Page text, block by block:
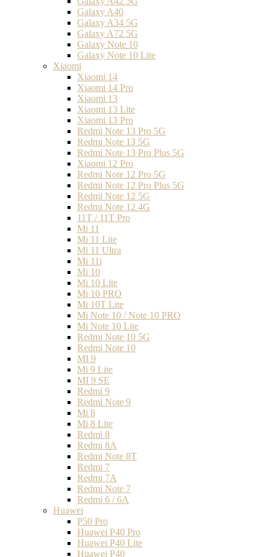
Galaxy A40
Galaxy A34 5G
Galaxy A72 5G
Galaxy Note 10
Galaxy Note 10 Lite
Xiaomi
Xiaomi 14
Xiaomi 14 Pro
Xiaomi 13
Xiaomi 13 Lite
Xiaomi 13 Pro
Redmi Note 13 Pro 5G
Redmi Note 13 5G
Redmi Note 13 Pro Plus 5G
Xiaomi 12 Pro
Redmi Note 12 Pro 5G
Redmi Note 12 Pro Plus 5G
Redmi Note 12 5G
Redmi Note 12 4G
11T / 11T Pro
Mi 11
Mi 11 Lite
Mi 11 Ultra
Mi 11i
Mi 10
Mi 10 Lite
Mi 10 PRO
Mi 10T Lite
Mi Note 10 / Note 10 PRO
Mi Note 10 Lite
Redmi Note 10 5G
Redmi Note 10
MI 9
Mi 9 Lite
MI 9 SE
Redmi 9
Redmi Note 9
Mi 8
Mi 8 Lite
Redmi 8
Redmi 8A
Redmi Note 8T
Redmi 7
Redmi 7A
Redmi Note 7
Redmi 6 / 6A
Huawei
P50 Pro
Huawei P40 Pro
Huawei P40 Lite
Huawei P40